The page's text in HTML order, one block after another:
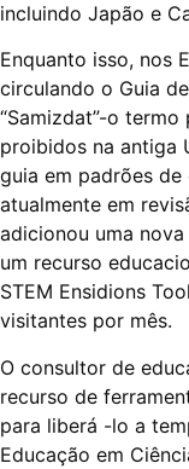
incluindo Japão e
Enquanto isso, nos
circulando o Guia
“Samizdat”-o
proibidos na antiga
guia em padrões de
atualmente em
adicionou uma
um recurso
STEM Ensidions
visitantes por mês.
O consultor de
recurso de
para liberá -lo a
Educação em